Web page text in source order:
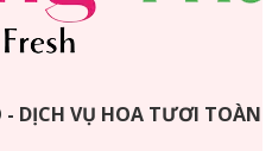
DỊCH VỤ HOA TƯƠI TOÀN